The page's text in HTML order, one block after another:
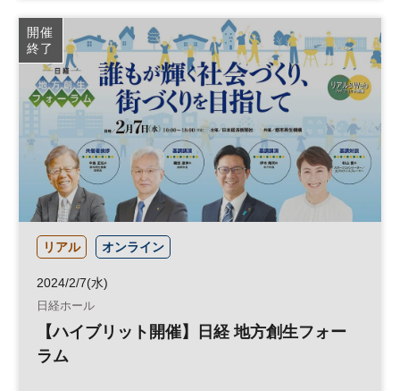
スポーツ ラグビー SDGs 地域活性化
スポーツビジネス 参加無料
開催
終了
リアル オンライン
2024/2/7(水)
日経ホール
【ハイブリット開催】日経 地方創生フォー
ラム